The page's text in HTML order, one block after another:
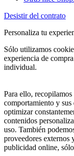
Desistir del contrato
Personaliza tu
Sólo utilizamos
experiencia de
individual.
Para ello, recopilamos
comportamiento y
optimizar
contenidos
uso. También
proveedores externos
publicidad online,